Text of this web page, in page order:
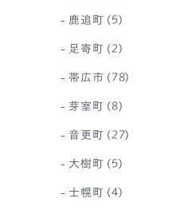
鹿追町 (5)
足寄町 (2)
帯広市 (78)
芽室町 (8)
音更町 (27)
大樹町 (5)
士幌町 (4)